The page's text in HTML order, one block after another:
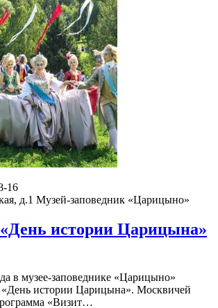
16
д.1 Музей-заповедник «Царицыно»
истории Царицына»
в музее-заповеднике «Царицыно»
«День истории Царицына». Москвичей
«Визит…